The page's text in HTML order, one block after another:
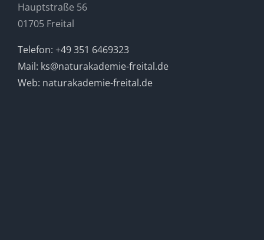
Hauptstraße 56
01705 Freital
Telefon: +49 351 6469323
Mail: ks@naturakademie-freital.de
Web: naturakademie-freital.de